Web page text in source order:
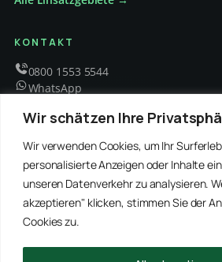
Wir schätzen Ihre
Wir verwenden Cookies, um Ihr
personalisierte Anzeigen oder Inhalte
unseren Datenverkehr zu analysieren.
akzeptieren" klicken, stimmen Sie der
Cookies zu.
KONTAKT
0800 1553 5544
WhatsApp
Mo – Fr 8 – 18 Uhr
EMPFOHLENE PARTNER
WinRei24 Dienstleistungen
Winterdienst
Winterdienst Niedersachsen
Winterdienst Hansa
Winterdienst